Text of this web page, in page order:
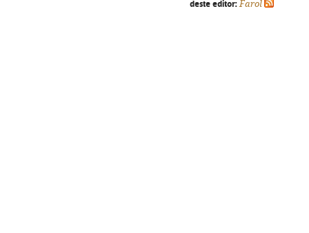
deste editor: Farol